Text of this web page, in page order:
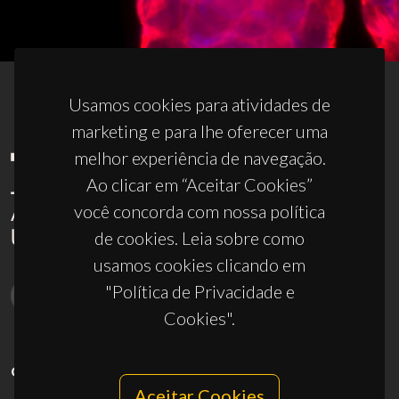
Usamos cookies para atividades de
marketing e para lhe oferecer uma
melhor experiência de navegação.
Ao clicar em “Aceitar Cookies”
você concorda com nossa política
de cookies. Leia sobre como
usamos cookies clicando em
"Política de Privacidade e
Cookies".
CONTACTOS